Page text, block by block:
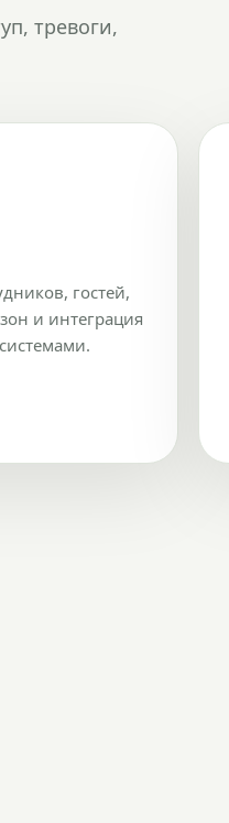
тревоги,
гостей,
и интеграция